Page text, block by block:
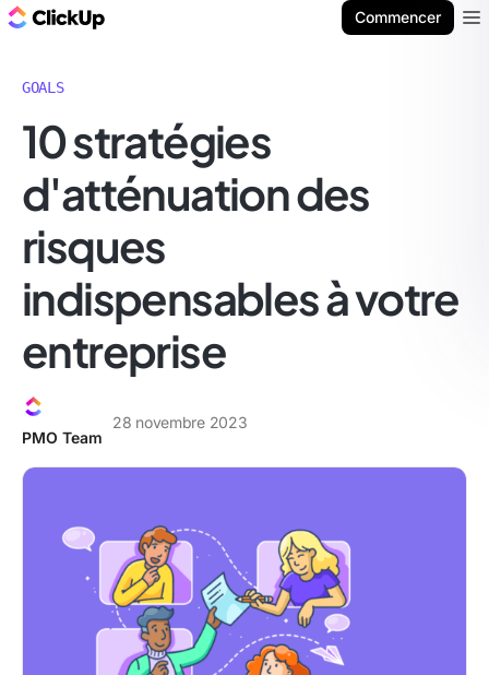
Commencer
GOALS
10 stratégies
d'atténuation des
risques
indispensables à votre
entreprise
PMO Team
28 novembre 2023